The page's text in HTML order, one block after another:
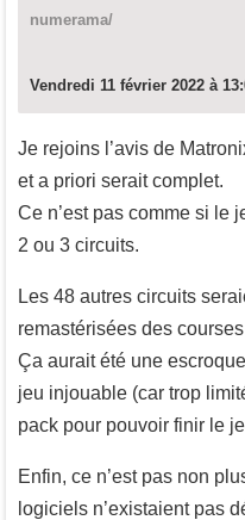
numerama/
Vendredi 11 février 2022 à
Je rejoins l’avis de
et a priori serait complet.
Ce n’est pas comme si le
2 ou 3 circuits.
Les 48 autres circuits
remastérisées des
Ça aurait été une
jeu injouable (car trop
pack pour pouvoir finir le
Enfin, ce n’est pas non
logiciels n’existaient pas